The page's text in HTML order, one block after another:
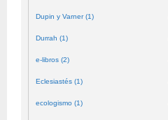
Dupin y Varner (1)
Durrah (1)
e-libros (2)
Eclesiastés (1)
ecologismo (1)